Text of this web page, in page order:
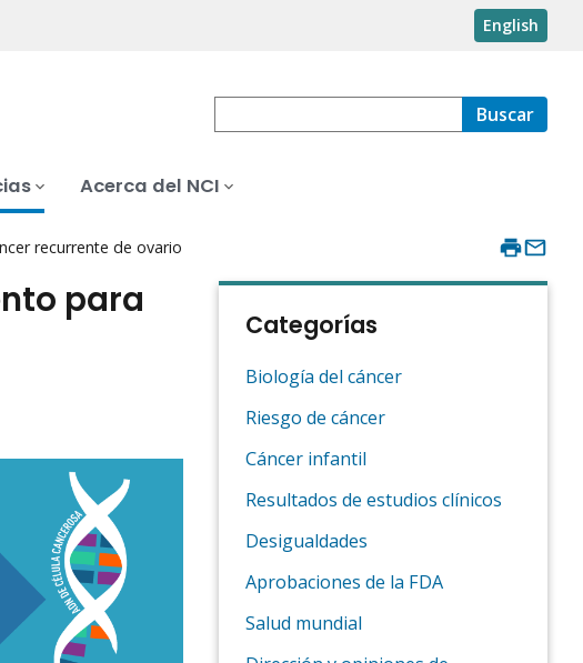
English
Buscar
Acerca del NCI
recurrente de ovario
para
Categorías
Biología del cáncer
Riesgo de cáncer
Cáncer infantil
Resultados de estudios clínicos
Desigualdades
Aprobaciones de la FDA
Salud mundial